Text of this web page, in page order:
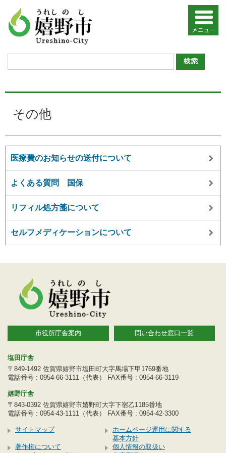
その他
医療費のお知らせの送付について
よくある質問 国保
リフィル処方箋について
セルフメディケーションについて
市役所庁舎案内 問い合わせ窓口一覧
塩田庁舎
〒849-1492 佐賀県嬉野市塩田町大字馬場下甲1769番地
電話番号 : 0954-66-3111（代表） FAX番号 : 0954-66-3119
嬉野庁舎
〒843-0392 佐賀県嬉野市嬉野町大字下宿乙1185番地
電話番号 : 0954-43-1111（代表） FAX番号 : 0954-42-3300
サイトマップ
ホームページ運用に関する
基本方針
著作権について
個人情報の取扱い